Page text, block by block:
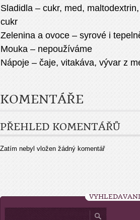
Sladidla – cukr, med,
cukr
Zelenina a ovoce – syrové i
Mouka – nepoužíváme
Nápoje – čaje, vitakáva, vývar z
KOMENTÁŘE
PŘEHLED KOMENTÁŘŮ
Zatím nebyl vložen žádný komentář
VYHLEDÁVÁNÍ